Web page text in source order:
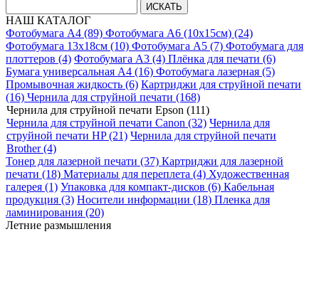
НАШ КАТАЛОГ
Фотобумага A4 (89) Фотобумага A6 (10х15см) (24)
Фотобумага 13х18см (10) Фотобумага A5 (7) Фотобумага для
плоттеров (4) Фотобумага A3 (4) Плёнка для печати (6)
Бумага универсальная A4 (16) Фотобумага лазерная (5)
Промывочная жидкость (6) Картриджи для струйной печати
(16) Чернила для струйной печати (168)
Чернила для струйной печати Epson (111)
Чернила для струйной печати Canon (32) Чернила для
струйной печати HP (21) Чернила для струйной печати
Brother (4)
Тонер для лазерной печати (37) Картриджи для лазерной
печати (18) Материалы для переплета (4) Художественная
галерея (1) Упаковка для компакт-дисков (6) Кабельная
продукция (3) Носители информации (18) Пленка для
ламинирования (20)
Летние размышления